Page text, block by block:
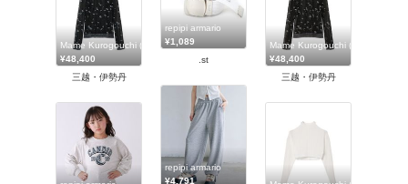
repipi armario
¥1,089
.st
Mame Kurogouchi (Women)/マメ クロゴウチ
¥48,400
三越・伊勢丹
Mame Kurogouchi (Women)/マ
¥48,400
三越・伊勢丹
repipi armario
¥4,791